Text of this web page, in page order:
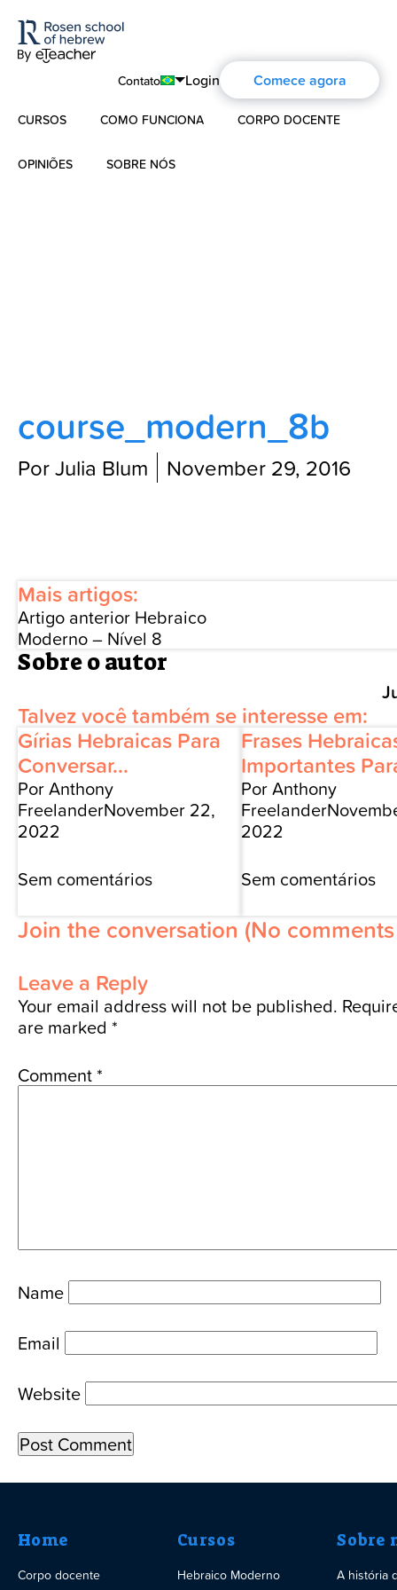
Contato
English
Português
Login Comece agora
CURSOS
Hebraico Moderno
COMO FUNCIONA CORPO DOCENTE
OPINIÕES SOBRE NÓS
Blog
course_modern_8b
Por Julia Blum November 29, 2016
Mais artigos:
Artigo anterior Hebraico
Moderno – Nível 8
Sobre o autor
Talvez você também se interesse em:
Gírias Hebraicas Para
Conversar...
Por Anthony
FreelanderNovember 22,
2022
Sem comentários
Frases
Importantes
Por Anthony
Freelander
2022
Sem comentários
Join the conversation (No
Leave a Reply
Your email address will not be published.
are marked *
Comment *
Name
Email
Website
Home
Corpo docente
Cursos
Hebraico Moderno
Sobre
A história